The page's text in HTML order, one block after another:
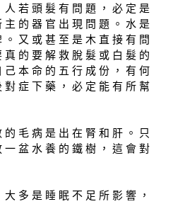
若 頭 髮 有 問 題 ， 必 定 是
主 的 器 官 出 現 問 題 。 水 是
又 或 甚 至 是 木 直 接 有 問
的 要 解 救 脫 髮 或 白 髮 的
己 本 命 的 五 行 成 份 ， 有 何
症 下 藥 ， 必 定 能 有 所 幫
毛 病 是 出 在 腎 和 肝 。 只
盆 水 養 的 鐵 樹 ， 這 會 對
多 是 睡 眠 不 足 所 影 響 ，